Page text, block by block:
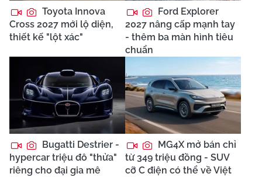
Toyota Innova
Cross 2027 mới lộ diện,
thiết kế "lột xác"
Ford Explorer
2027 nâng cấp mạnh tay
- thêm ba màn hình tiêu
chuẩn
Bugatti Destrier -
hypercar triệu đô "thửa"
riêng cho đại gia mê
MG4X mở bán chỉ
từ 349 triệu đồng - SUV
cỡ C điện có thể về Việt